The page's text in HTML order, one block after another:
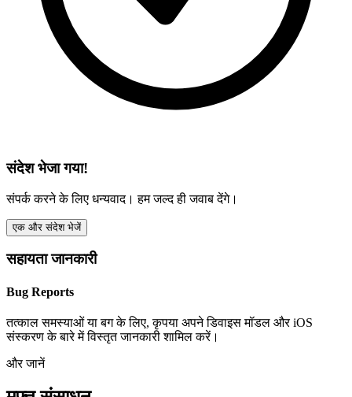
संदेश भेजा गया!
संपर्क करने के लिए धन्यवाद। हम जल्द ही जवाब देंगे।
एक और संदेश भेजें
सहायता जानकारी
Bug Reports
तत्काल समस्याओं या बग के लिए, कृपया अपने डिवाइस मॉडल और iOS
संस्करण के बारे में विस्तृत जानकारी शामिल करें।
और जानें